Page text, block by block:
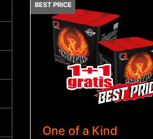
BEST PRICE
One of a Kind